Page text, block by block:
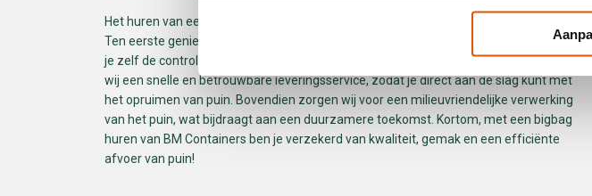
Het huren van een 1m³ bigbag voor puin bij BM Containers biedt diverse voordelen.
Ten eerste geniet je van het gemak en de flexibiliteit van ons afvoersysteem, waarbij
je zelf de controle hebt over het moment van vullen en ophalen. Daarnaast bieden
wij een snelle en betrouwbare leveringsservice, zodat je direct aan de slag kunt met
het opruimen van puin. Bovendien zorgen wij voor een milieuvriendelijke verwerking
van het puin, wat bijdraagt aan een duurzamere toekomst. Kortom, met een bigbag
huren van BM Containers ben je verzekerd van kwaliteit, gemak en een efficiënte
afvoer van puin!